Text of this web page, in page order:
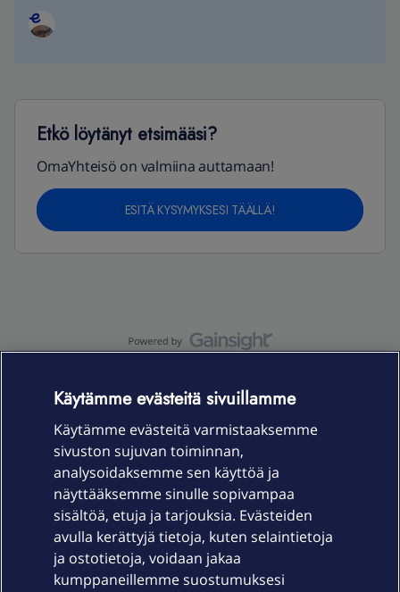
Etkö löytänyt etsimääsi?
OmaYhteisö on valmiina auttamaan!
ESITÄ KYSYMYKSESI TÄÄLLÄ!
Laitteet & liittymät
Palvelut
Käytämme evästeitä sivuillamme
Käytämme evästeitä varmistaaksemme
sivuston sujuvan toiminnan,
analysoidaksemme sen käyttöä ja
näyttääksemme sinulle sopivampaa
sisältöä, etuja ja tarjouksia. Evästeiden
avulla kerättyjä tietoja, kuten selaintietoja
ja ostotietoja, voidaan jakaa
kumppaneillemme suostumuksesi